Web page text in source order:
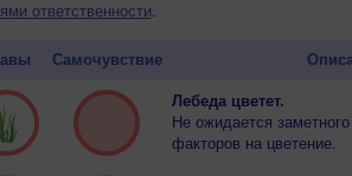
ответственности.
Самочувствие
Лебеда цветет.
Не ожидается
факторов на цветение.